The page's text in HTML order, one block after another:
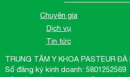
Chuyên gia
Dịch vụ
Tin tức
TRUNG TÂM Y KHOA PASTEUR ĐÀ
Số đăng ký kinh doanh: 5801252569